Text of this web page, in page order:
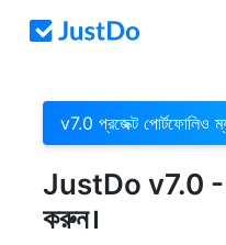
v7.0 প্রজেক্ট পোর্টফোলিও
JustDo v7.0 -
করুন।